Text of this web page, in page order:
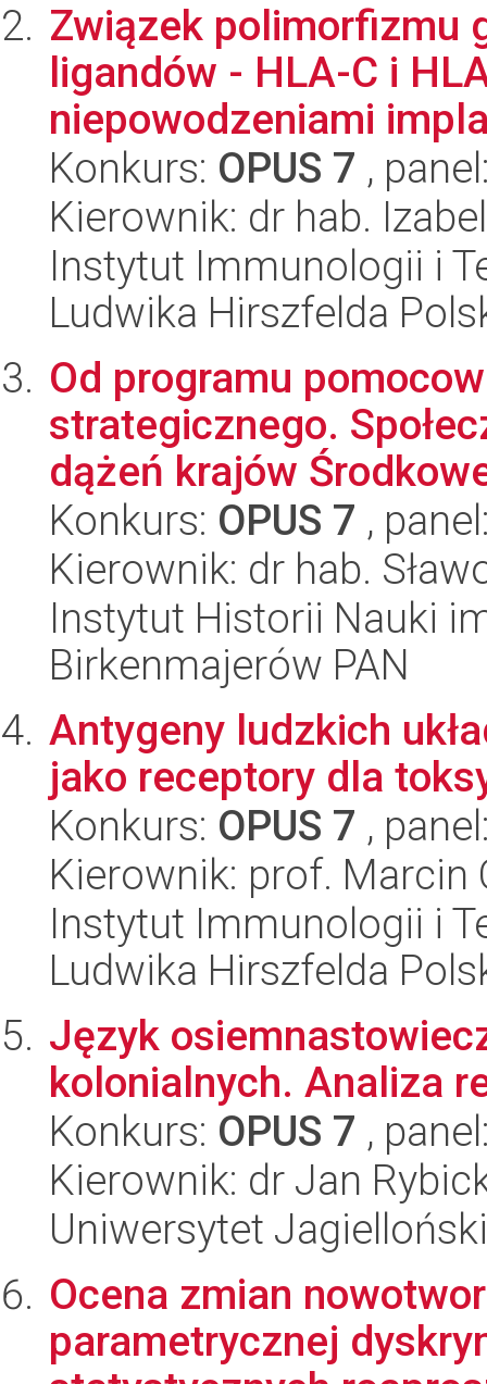
Związek polimorfizmu
ligandów - HLA-C i
niepowodzeniami
Konkurs: OPUS 7 ,
Kierownik: dr hab.
Instytut Immunologii i
Ludwika Hirszfelda
Od programu
strategicznego.
dążeń krajów
Konkurs: OPUS 7 ,
Kierownik: dr hab.
Instytut Historii Nauki
Birkenmajerów PAN
Antygeny ludzkich
jako receptory dla
Konkurs: OPUS 7 ,
Kierownik: prof. Marcin
Instytut Immunologii i
Ludwika Hirszfelda
Język
kolonialnych. Analiza
Konkurs: OPUS 7 ,
Kierownik: dr Jan
Uniwersytet
Ocena zmian
parametrycznej